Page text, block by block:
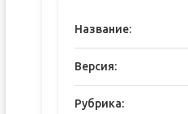
Название:
Версия:
Рубрика: